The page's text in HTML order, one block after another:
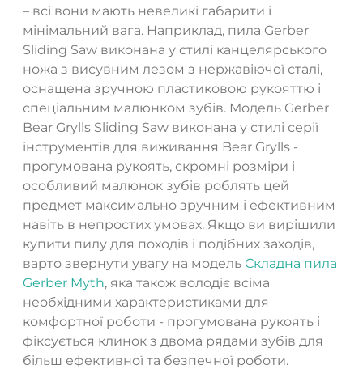
– всі вони мають невеликі габарити і
мінімальний вага. Наприклад, пила Gerber
Sliding Saw виконана у стилі канцелярського
ножа з висувним лезом з нержавіючої сталі,
оснащена зручною пластиковою рукояттю і
спеціальним малюнком зубів. Модель Gerber
Bear Grylls Sliding Saw виконана у стилі серії
інструментів для виживання Bear Grylls -
прогумована рукоять, скромні розміри і
особливий малюнок зубів роблять цей
предмет максимально зручним і ефективним
навіть в непростих умовах. Якщо ви вирішили
купити пилу для походів і подібних заходів,
варто звернути увагу на модель Складна пила
Gerber Myth, яка також володіє всіма
необхідними характеристиками для
комфортної роботи - прогумована рукоять і
фіксується клинок з двома рядами зубів для
більш ефективної та безпечної роботи.